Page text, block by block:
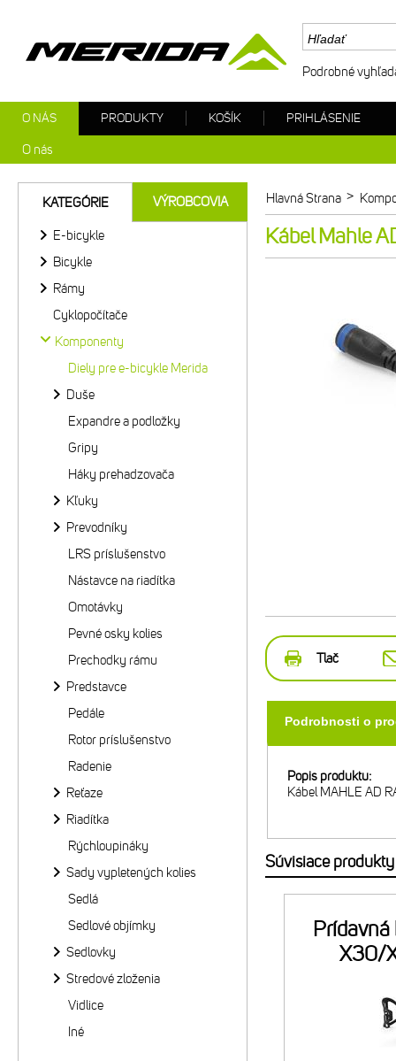
Hlavná Strana >
Kábel Mahle
Tlač
Podrobnosti o
Popis produktu:
Kábel MAHLE AD
Súvisiace produkty
X30/
KATEGÓRIE VÝROBCOVIA
E-bicykle
Bicykle
Rámy
Cyklopočítače
Komponenty
Diely pre e-bicykle Merida
Duše
Expandre a podložky
Gripy
Háky prehadzovača
Kľuky
Prevodníky
LRS príslušenstvo
Nástavce na riadítka
Omotávky
Pevné osky kolies
Prechodky rámu
Predstavce
Pedále
Rotor príslušenstvo
Radenie
Reťaze
Riadítka
Rýchloupináky
Sady vypletených kolies
Sedlá
Sedlové objímky
Sedlovky
Stredové zloženia
Vidlice
Iné
Podrobné
O NÁS
O nás
PRODUKTY KOŠÍK PRIHLÁSENIE